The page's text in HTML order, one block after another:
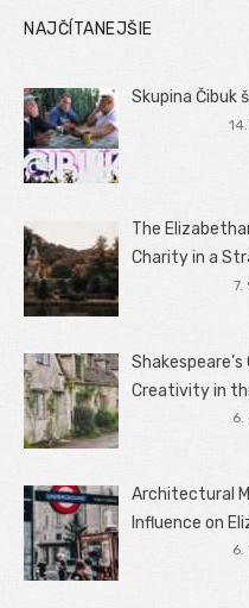
NAJČÍTANEJŠIE
Skupina Čibuk
The
Charity in a
7.
Creativity in
6.
Architectural
Influence on
6.